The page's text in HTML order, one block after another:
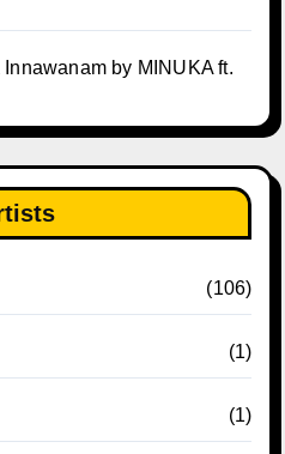
by MINUKA ft.
(106)
(1)
(1)